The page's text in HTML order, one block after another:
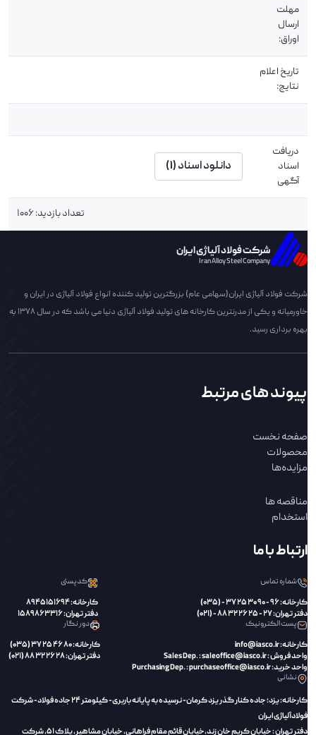
مهلت
ارسال
اوراق:
تاریخ اعلام
نتایج:
دریافت
اسناد
آگهی
دانلود اسناد (1)
تعداد بازدید: 1006
شرکت فولاد آلیاژی ایران
Iran Alloy Steel Company
شرکت فولاد آلیاژی ایران(سهامی عام) بزرگترین تولید کننده انواع فولاد آلیاژی در ایران و
خاورمیانه و یکی از مدرنترین کارخانه های تولید فولاد آلیاژی دنیا می باشد که در سال 1378 به
بهره برداری رسید.
پیوند های مرتبط
صفحه نخست
محصولات
مزایده‌ها
مناقصه ها
استخدام
ارتباط با ما
شماره تماس
کارخانه: 96 - 90 30 25 37 - (035)
دفتر تهران: 27 - 25 26 32 88 - (021)
کدپستی
کارخانه: 8945151694
دفتر تهران: 1589863316
پست الکترونیک
کارخانه: info@iasco.ir
واحد فروش : Sales Dep. : saleoffice@iasco.ir
واحد خرید: Purchasing Dep. : purchaseoffice@iasco.ir
دور نگار
کارخانه: 80 46 25 37 (035)
دفتر تهران: 28 26 32 88 (021)
نشانی
کارخانه: یزد؛ جاده کنار گذر یزد کرمان- نرسیده به پایانه باربری- کیلومتر 24 جاده فولاد- شرکت
فولادآلیاژی ایران
دفتر تهران : خیابان کریم خان زند،‌خیایان قائم مقام فراهانی، خیابان مشاهیر، پلاک 51، شرکت